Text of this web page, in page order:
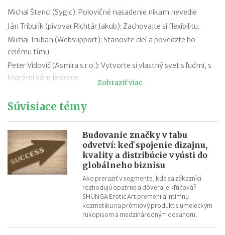
Michal Štencl (Sygic): Polovičné nasadenie nikam nevedie
Ján Tribulík (pivovar Richtár Jakub): Zachovajte si flexibilitu.
Michal Truban (Websupport): Stanovte cieľ a povedzte ho
celému tímu
Peter Vidovič (Asmira s.r.o.): Vytvorte si vlastný svet s ľuďmi, s
ktorými vám je dobre
Peter Pukalovič (BE COOL, s.r.o.): Tešte sa z čiastkových
Peter Stanko (VÍNO MRVA & STANKO, a.s.): Lenivosť nie je
choroba, je to vlastnosť.
Katarína Remiaš (1st CLASS AGENCY, s.r.o.): Alfa a omega
úspechu sú radosť z práce, kreativita a dobré vzťahy
Petra Marko (ExtravaDansa): Po každej skúsenosti si trúfnete
Lucia Pašková (Curaprox): Hľadajte nové veci, nové spôsoby a
Zobraziť viac
Súvisiace témy
Budovanie značky v tabu
odvetví: keď spojenie dizajnu,
kvality a distribúcie vyústi do
globálneho biznisu
Ako preraziť v segmente, kde sa zákazníci
rozhodujú opatrne a dôvera je kľúčová?
SHUNGA Erotic Art premenila intímnu
kozmetiku na prémiový produkt s umeleckým
rukopisom a medzinárodným dosahom.